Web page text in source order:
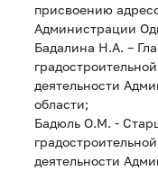
присвоению
Администрации
Бадалина Н.А. –
деятельности
области;
Бадюль О.М. -
деятельности